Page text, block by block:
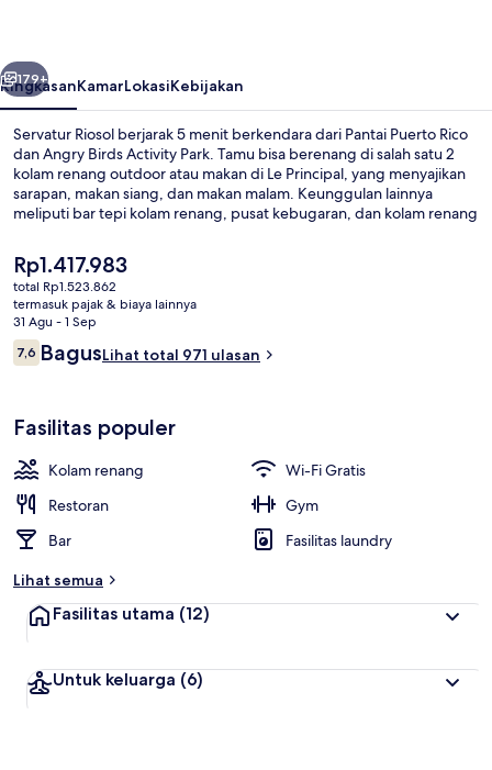
Berikutnya
179+
RingkasanKamarLokasiKebijakan
Servatur Riosol berjarak 5 menit berkendara dari Pantai Puerto Rico
dan Angry Birds Activity Park. Tamu bisa berenang di salah satu 2
kolam renang outdoor atau makan di Le Principal, yang menyajikan
sarapan, makan siang, dan makan malam. Keunggulan lainnya
meliputi bar tepi kolam renang, pusat kebugaran, dan kolam renang
Harga
saat
ini
Rp1.417.983
Rp1.417.983
total Rp1.523.862
termasuk pajak & biaya lainnya
31 Agu - 1 Sep
Ulasan
7,67,6 dari 10
BagusLihat total 971 ulasan
Fasilitas populer
Kolam renang
Wi-Fi Gratis
Restoran
Gym
Bar
Fasilitas laundry
Lihat semua
Fasilitas utama (12)
Untuk keluarga (6)